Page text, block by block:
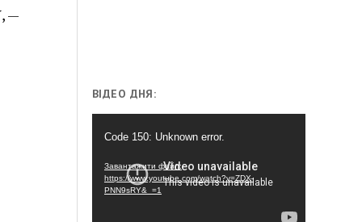
—
ВІДЕО ДНЯ:
Code 150: Unknown error.
Завантажити файл:
https://www.youtube.com/watch?v=ZDX-
PNN9sRY&_=1